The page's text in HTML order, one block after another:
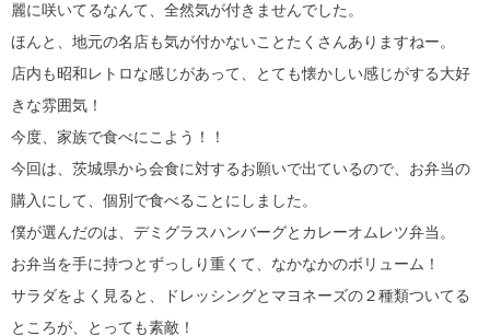
麗に咲いてるなんて、全然気が付きませんでした。
ほんと、地元の名店も気が付かないことたくさんありますねー。
店内も昭和レトロな感じがあって、とても懐かしい感じがする大好
きな雰囲気！
今度、家族で食べにこよう！！
今回は、茨城県から会食に対するお願いで出ているので、お弁当の
購入にして、個別で食べることにしました。
僕が選んだのは、デミグラスハンバーグとカレーオムレツ弁当。
お弁当を手に持つとずっしり重くて、なかなかのボリューム！
サラダをよく見ると、ドレッシングとマヨネーズの２種類ついてる
ところが、とっても素敵！